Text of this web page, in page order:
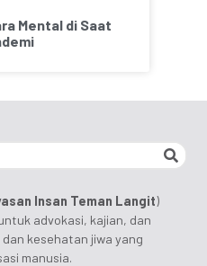
Mental di Saat
Insan Teman Langit)
advokasi, kajian, dan
kesehatan jiwa yang
manusia.